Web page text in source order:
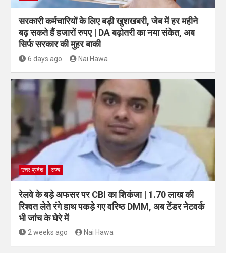
सरकारी कर्मचारियों के लिए बड़ी खुशखबरी, जेब में हर महीने
बढ़ सकते हैं हजारों रुपए | DA बढ़ोतरी का नया संकेत, अब
सिर्फ सरकार की मुहर बाकी
6 days ago Nai Hawa
रेलवे के बड़े अफसर पर CBI का शिकंजा | 1.70 लाख की
रिश्वत लेते रंगे हाथ पकड़े गए वरिष्ठ DMM, अब टेंडर नेटवर्क
भी जांच के घेरे में
2 weeks ago Nai Hawa